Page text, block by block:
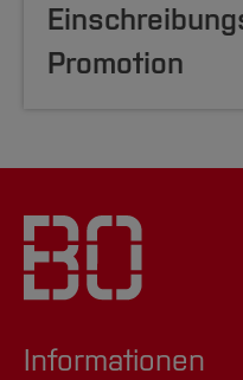
Promotion
Informationen